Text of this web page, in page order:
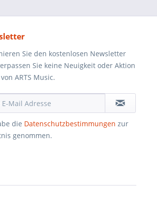
Sie den kostenlosen Newsletter
Sie keine Neuigkeit oder Aktion
ARTS Music.
die Datenschutzbestimmungen zur
genommen.